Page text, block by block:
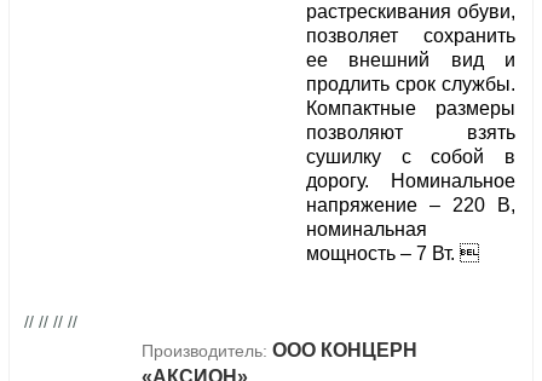
растрескивания обуви,
позволяет сохранить
ее внешний вид и
продлить срок службы.
Компактные размеры
позволяют взять
сушилку с собой в
дорогу. Номинальное
напряжение – 220 В,
номинальная
мощность – 7 Вт. 
// // // //
Производитель: ООО КОНЦЕРН